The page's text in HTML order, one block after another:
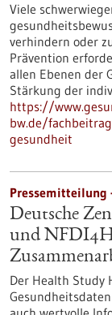
Viele
verhindern oder
Prävention
allen Ebenen der
Stärkung der
https://
bw.de/
gesundheit
Pressemitteilung
Deutsche
und
Der Health Study